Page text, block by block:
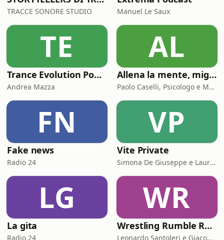
TRACCE SONORE STUDIO Manuel Le Saux
TE
Trance Evolution Podcast
Andrea Mazza
AL
Allena la mente, migliora la tua vita. Psicologia, mental training e crescita personale
Paolo Caselli, Psicologo e Mental Trainer
FN
Fake news
Radio 24
VP
Vite Private
Simona De Giuseppe e Laura Marinaro
LG
La gita
Radio 24
WR
Wrestling Rumble Room Podcast
Leonardo Santoleri e Giacomo Toniaccini